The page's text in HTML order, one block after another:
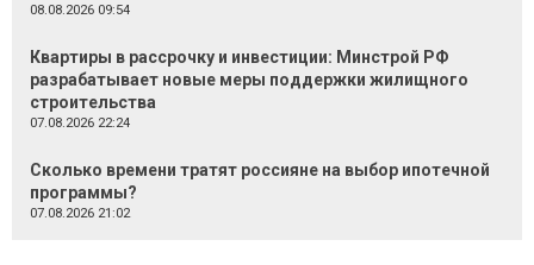
08.08.2026 09:54
Квартиры в рассрочку и инвестиции: Минстрой РФ
разрабатывает новые меры поддержки жилищного
строительства
07.08.2026 22:24
Сколько времени тратят россияне на выбор ипотечной
программы?
07.08.2026 21:02